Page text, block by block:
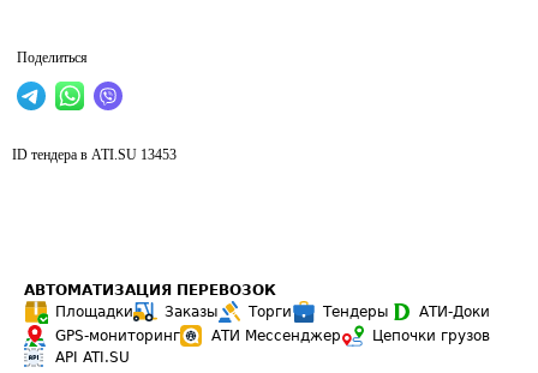
Поделиться
ID тендера в ATI.SU 13453
АВТОМАТИЗАЦИЯ ПЕРЕВОЗОК
Площадки
Заказы Торги Тендеры
АТИ-Доки
GPS-мониторинг
АТИ Мессенджер
Цепочки грузов
API ATI.SU